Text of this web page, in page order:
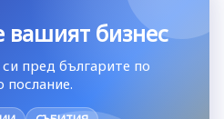
вашият бизнес
пред българите по
послание.